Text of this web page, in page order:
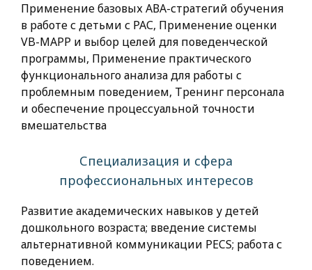
Применение базовых АВА-стратегий обучения
в работе с детьми с РАС, Применение оценки
VB-MAPP и выбор целей для поведенческой
программы, Применение практического
функционального анализа для работы с
проблемным поведением, Тренинг персонала
и обеспечение процессуальной точности
вмешательства
Специализация и сфера
профессиональных интересов
Развитие академических навыков у детей
дошкольного возраста; введение системы
альтернативной коммуникации PECS; работа с
поведением.